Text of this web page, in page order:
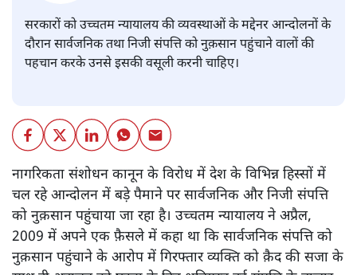
सरकारों को उच्चतम न्यायालय की व्यवस्थाओं के मद्देनर आन्दोलनों के
दौरान सार्वजनिक तथा निजी संपत्ति को नुक़सान पहुंचाने वालों की
पहचान करके उनसे इसकी वसूली करनी चाहिए।
नागरिकता संशोधन कानून के विरोध में देश के विभिन्न हिस्सों में
चल रहे आन्दोलन में बड़े पैमाने पर सार्वजनिक और निजी संपत्ति
को नुक़सान पहुंचाया जा रहा है। उच्चतम न्यायालय ने अप्रैल,
2009 में अपने एक फ़ैसले में कहा था कि सार्वजनिक संपत्ति को
नुक़सान पहुंचाने के आरोप में गिरफ्तार व्यक्ति को क़ैद की सजा के